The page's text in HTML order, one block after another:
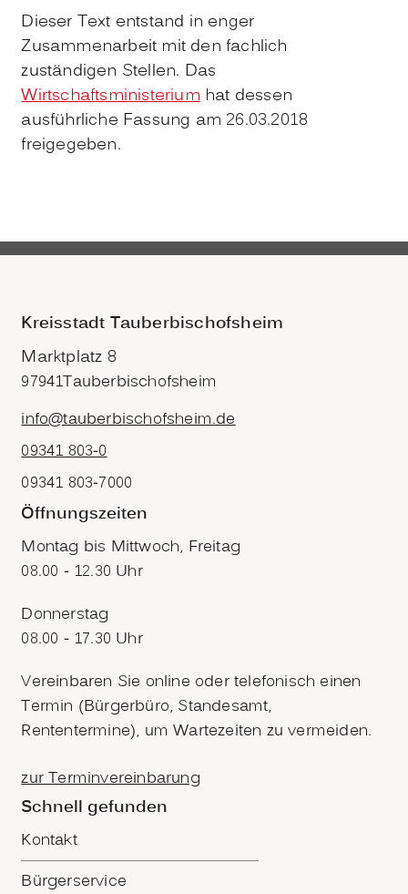
Dieser Text entstand in enger
Zusammenarbeit mit den fachlich
zuständigen Stellen. Das
Wirtschaftsministeriumhat dessen
ausführliche Fassung am 26.03.2018
freigegeben.
Kreisstadt Tauberbischofsheim
Marktplatz 8
97941Tauberbischofsheim
info@tauberbischofsheim.de
09341 803-0
09341 803-7000
Öffnungszeiten
Montag bis Mittwoch, Freitag
08.00 - 12.30 Uhr
Donnerstag
08.00 - 17.30 Uhr
Vereinbaren Sie online oder telefonisch einen
Termin (Bürgerbüro, Standesamt,
Rententermine), um Wartezeiten zu vermeiden.
zur Terminvereinbarung
Schnell gefunden
Kontakt
Bürgerservice